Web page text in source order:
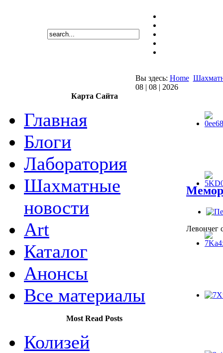
Вы здесь: Home
08 | 08 | 2026
Карта Сайта
Главная
Блоги
Лаборатория
Шахматные
новости
Art
Каталог
Анонсы
Все материалы
Most Read Posts
Колизей
Левончег